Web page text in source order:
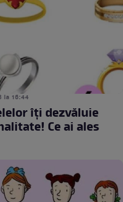
la 16:44
îți dezvăluie
Ce ai ales